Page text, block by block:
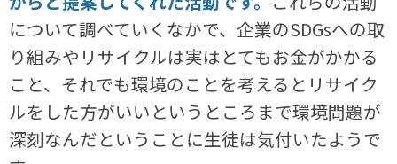
について調べていくなかで、企業のSDGsへの取
り組みやリサイクルは実はとてもお金がかかる
こと、それでも環境のことを考えるとリサイク
ルをした方がいいというところまで環境問題が
深刻なんだということに生徒は気付いたようで